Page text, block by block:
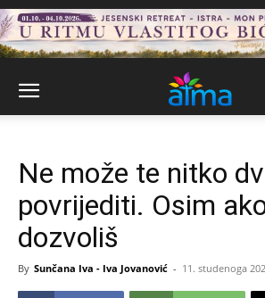
Ne može te nitko
povrijediti. Osim
dozvoliš
By Sunčana Iva - Iva Jovanović - 11. studenoga